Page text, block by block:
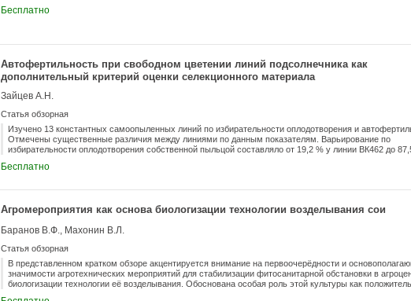
генетическое сходство между изученными линиями.
Бесплатно
Автофертильность при свободном цветении линий подсолнечника как
дополнительный критерий оценки селекционного материала
Зайцев А.Н.
Статья обзорная
Изучено 13 константных самоопыленных линий по избирательности оплодотворения и
Отмечены существенные различия между линиями по данным показателям. Варьирование по
избирательности оплодотворения собственной пыльцой составляло от 19,2 % у линии ВК462 до
оплодотворения с автофертильностью. К ним относятся линии ВК-174, ВК-810, ВК-789, ВК-585, ВК-
более четко идентифицировать самоопыленные линии подсолнечника по их селекционной
Бесплатно
Агромероприятия как основа биологизации технологии возделывания сои
Баранов В.Ф., Махонин В.Л.
Статья обзорная
В представленном кратком обзоре акцентируется внимание на первоочерёдности и
значимости агротехнических мероприятий для стабилизации фитосанитарной обстановки в
биологизации технологии её возделывания. Обоснована особая роль этой культуры как